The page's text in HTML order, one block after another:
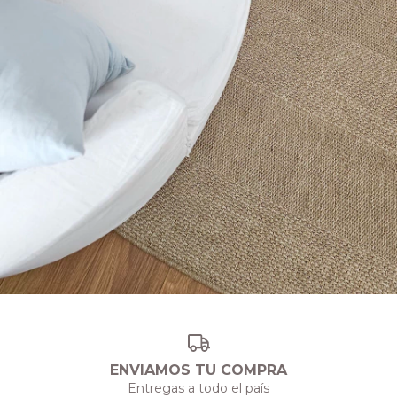
ENVIAMOS TU COMPRA
Entregas a todo el país